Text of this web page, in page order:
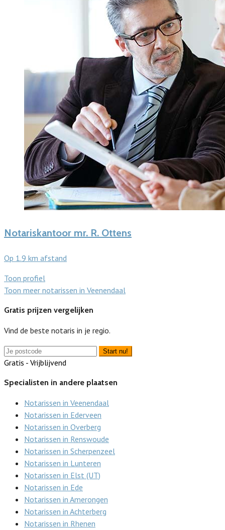
Notariskantoor mr. R. Ottens
Op 1.9 km afstand
Toon profiel
Toon meer notarissen in Veenendaal
Gratis prijzen vergelijken
Vind de beste notaris in je regio.
Start nu!
Gratis - Vrijblijvend
Specialisten in andere plaatsen
Notarissen in Veenendaal
Notarissen in Ederveen
Notarissen in Overberg
Notarissen in Renswoude
Notarissen in Scherpenzeel
Notarissen in Lunteren
Notarissen in Elst (UT)
Notarissen in Ede
Notarissen in Amerongen
Notarissen in Achterberg
Notarissen in Rhenen